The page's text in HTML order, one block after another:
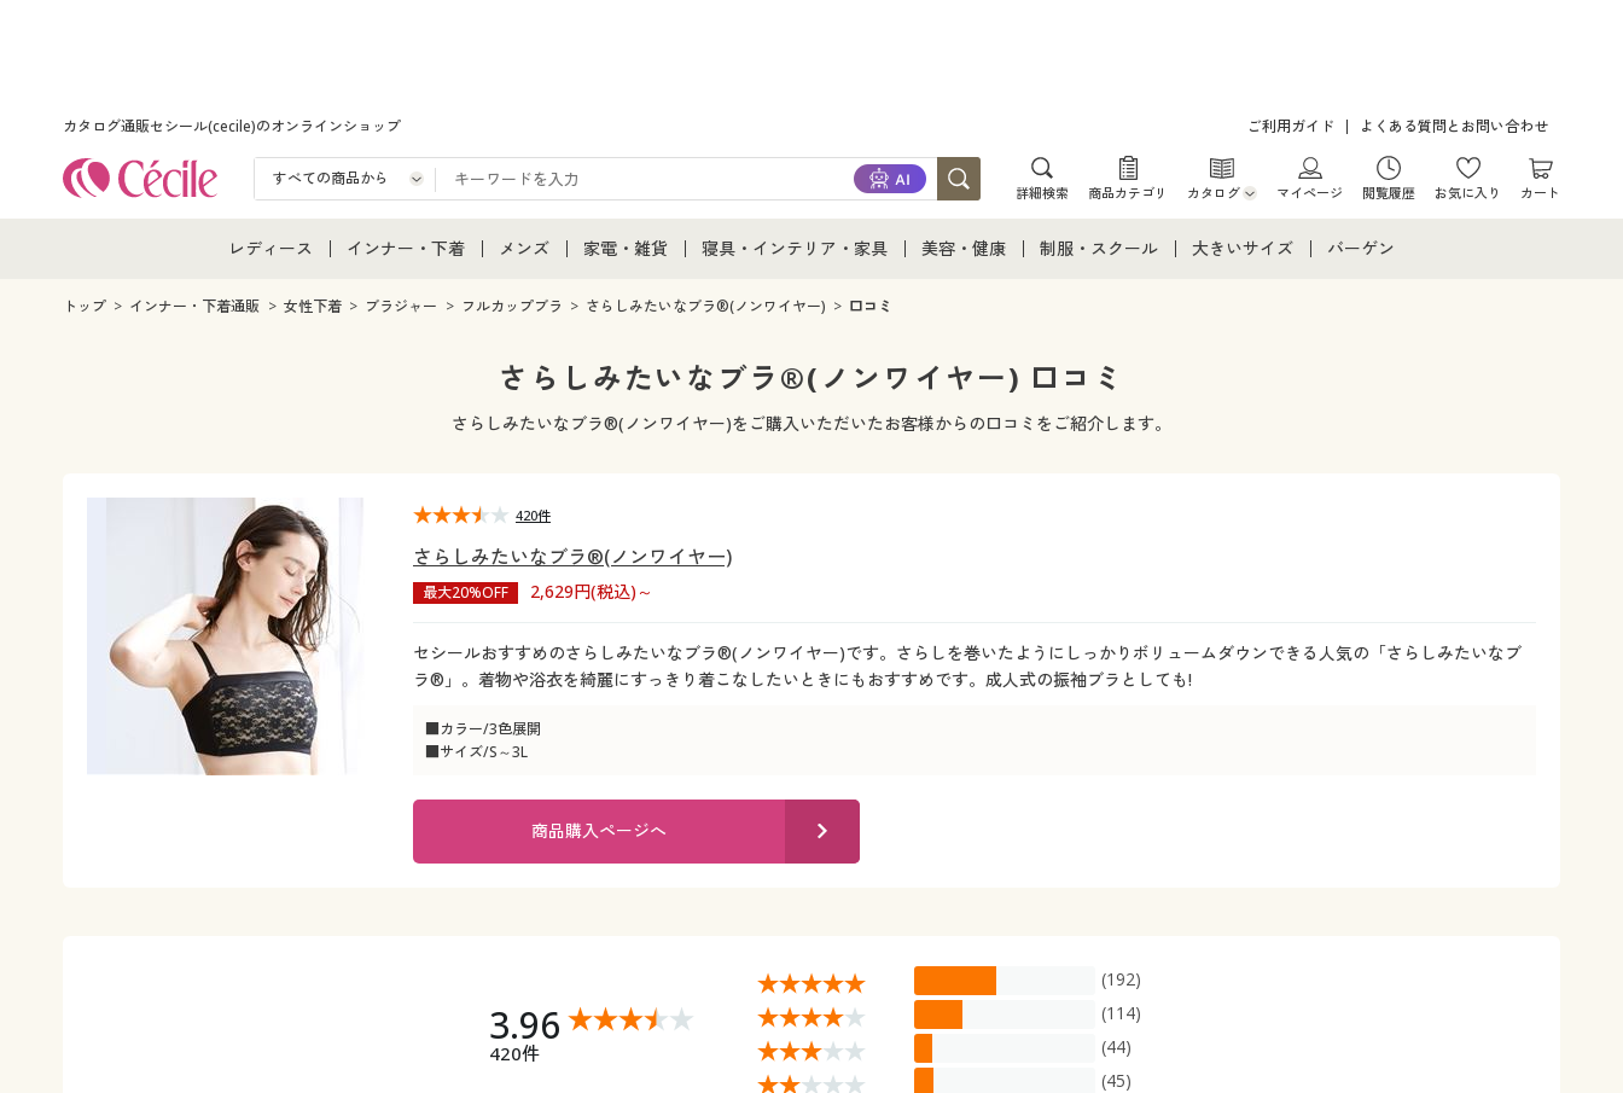
カタログ通販セシール(cecile)のオンラインショップ ご利用ガイド よくある質問とお問い合わせ
詳細検索 商品カテゴリ カタログ
カタログ・チラシからのご注文
マイページ 閲覧履歴 お気に入り カート
レディース
レディース通販すべて
インナー・下着
インナー・下着通販すべて
メンズ
メンズ通販すべて
メンズファッション
メンズ下着
家電・雑貨
家電・雑貨すべて
家電
キッチン・雑貨・日用品
寝具・インテリア・家具
寝具・インテリア・家具通販すべて
家具・収納
寝具・ベッド
美容・健康
美容・健康・サプリメント
制服・スクール
制服・学生服
ジュニア・ティーンズ下着
大きいサイズ バーゲン
トップ インナー・下着通販 女性下着 ブラジャー フルカップブラ さらしみたいなブラ®(ノンワイヤー) 口コミ
さらしみたいなブラ®(ノンワイヤー) 口コミ
さらしみたいなブラ®(ノンワイヤー)をご購入いただいたお客様からの口コミをご紹介します。
さらしみたいなブラ®(ノンワイヤー)
最大20%OFF 2,629円(税込)～
セシールおすすめのさらしみたいなブラ®(ノンワイヤー)です。さらしを巻いたようにしっかりボリュームダウンできる人気の「さらしみたいなブ
ラ®」。着物や浴衣を綺麗にすっきり着こなしたいときにもおすすめです。成人式の振袖ブラとしても!
■カラー/3色展開
■サイズ/S～3L
420件
商品購入ページへ
3.96
420件
(192)
(114)
(44)
(45)